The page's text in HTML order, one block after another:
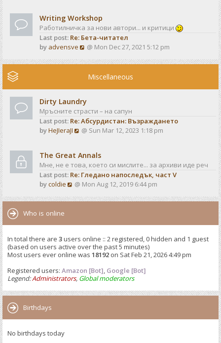
e
s
t
p
o
t
w
t
h
e
l
t
p
o
s
Writing Workshop
Работилничка за нови автори... и критици
Last post: Re: Бета-читател
by advensve
V
e
w
e
l
a
t
t
p
o
s
t
@ Mon Dec 27, 2021 5:12 pm
Miscellaneous
Dirty Laundry
Мръсните страсти – на сапун
Last post: Re: Абсурдистан: Възраждането
byHeJIeraJI
V
w
t
h
e
e
t
p
s
t
@ Sun Mar 12, 2023 1:18 pm
The Great Annals
Мне, не е това, което си мислите... за архиви иде реч
Last post: Re: Гледано напоследък, част V
bycoldie
V
e
e
l
a
t
e
t
@ Mon Aug 12, 2019 6:44 pm
Who is online
In total there are 3users online :: 2 registered, 0 hidden and 1 guest
(based on users active over the past 5 minutes)
Most users ever online was 18192 on Sat Feb 21, 2026 4:49 pm
Registered users: Amazon [Bot], Google [Bot]
Legend:Administrators, Global moderators
Birthdays
No birthdays today